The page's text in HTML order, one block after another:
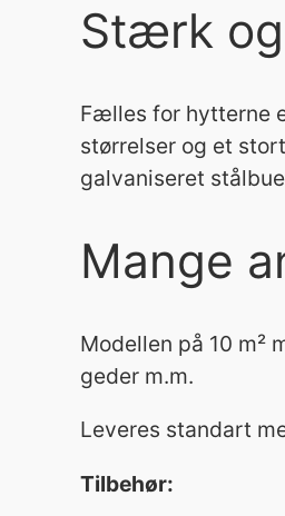
Stærk
Fælles for hytterne
størrelser og et
galvaniseret
Mange
Modellen på 10 m²
geder m.m.
Leveres standart
Tilbehør: